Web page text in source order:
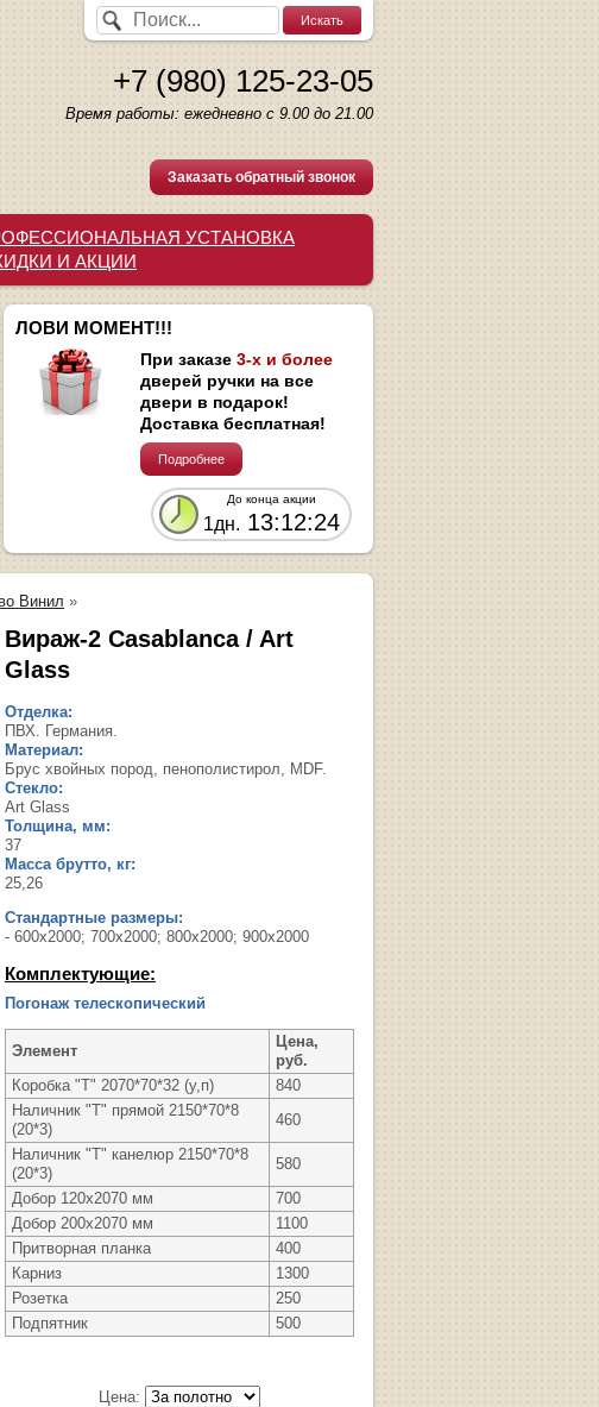
+7 (980) 125-23-05
Время работы: ежедневно с 9.00 до 21.00
Заказать обратный звонок
УСТАНОВКА
И АКЦИИ
ЛОВИ МОМЕНТ!!!
При заказе 3-х и более
дверей ручки на все
двери в подарок!
Доставка бесплатная!
Подробнее
До конца акции
1дн. 13:12:23
Винил »
Вираж-2 Casablanca / Art
Glass
Отделка:
ПВХ. Германия.
Материал:
Брус хвойных пород, пенополистирол, MDF.
Стекло:
Art Glass
Толщина, мм:
37
Масса брутто, кг:
25,26
Стандартные размеры:
- 600х2000; 700х2000; 800х2000; 900х2000
Комплектующие:
Погонаж телескопический
Элемент
Цена,
руб.
Коробка "Т" 2070*70*32 (у,п)
840
Наличник "Т" прямой 2150*70*8
(20*3)
460
Наличник "Т" канелюр 2150*70*8
(20*3)
580
Добор 120х2070 мм
700
Добор 200х2070 мм
1100
Притворная планка
400
Карниз
1300
Розетка
250
Подпятник
500
Цена: